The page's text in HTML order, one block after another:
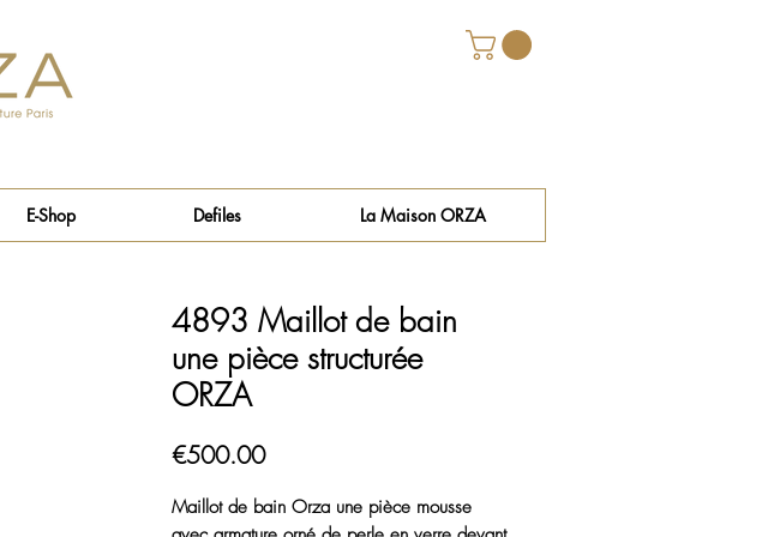
E-Shop Defiles La Maison ORZA
4893 Maillot de bain
une pièce structurée
ORZA
€500.00Price
Maillot de bain Orza une pièce mousse